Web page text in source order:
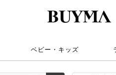
ベビー・キッズ